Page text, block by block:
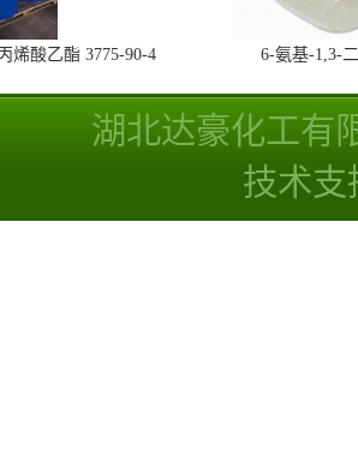
烯酸乙酯 3775-90-4 6-氨基-1,3-
湖北达豪化工有
技术